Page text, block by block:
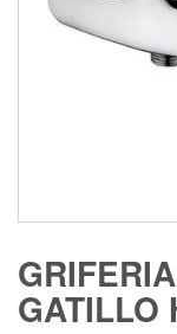
GATILLO